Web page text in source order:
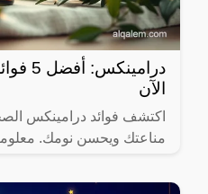
الآن
اكتشف فوائد درامينكس
مناعتك ويحسن نومك.